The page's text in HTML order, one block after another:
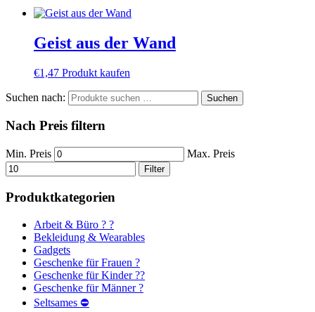
Geist aus der Wand
€1,47 Produkt kaufen
Suchen nach: Suchen
Nach Preis filtern
Min. Preis Max. Preis
Filter
Produktkategorien
Arbeit & Büro ? ?
Bekleidung & Wearables
Gadgets
Geschenke für Frauen ?
Geschenke für Kinder ??
Geschenke für Männer ?
Seltsames ⛔